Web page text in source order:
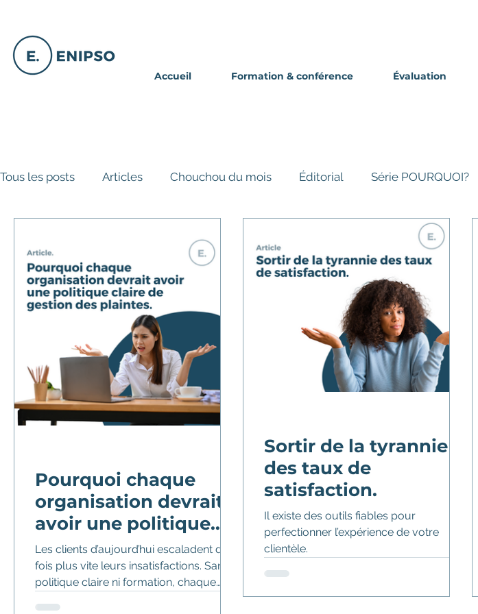
Accueil Formation & conférence Évaluation
Tous les posts Articles Chouchou du mois Éditorial Série POURQUOI?
Trucs et astuces
Oups - moment d'embarras Étude de cas
Service conseil Programme annuel Service d'évaluation Formation
Culture de service
Pourquoi chaque
organisation devrait
avoir une politique
claire de gestion des
plaintes.
Les clients d’aujourd’hui escaladent deux
fois plus vite leurs insatisfactions. Sans
politique claire ni formation, chaque
Sortir de la tyrannie
des taux de
satisfaction.
Il existe des outils fiables pour
perfectionner l’expérience de votre
clientèle.